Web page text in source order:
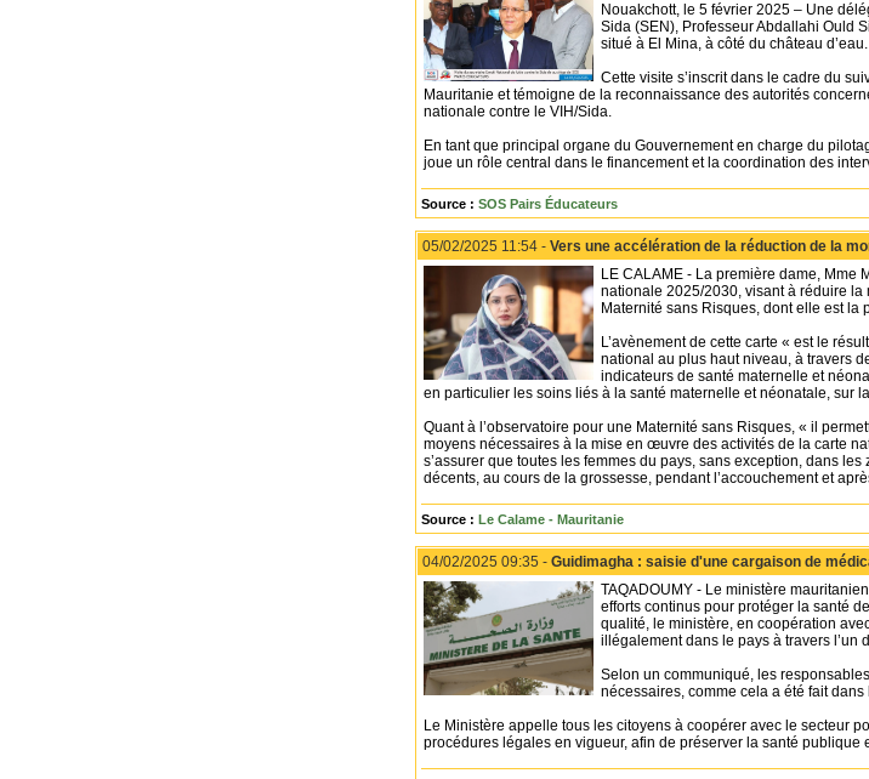
Nouakchott, le 5 février 2025 – Une
Sida (SEN), Professeur Abdallahi Ould
situé à El Mina, à côté du château d’eau.
Cette visite s’inscrit dans le cadre du
Mauritanie et témoigne de la reconnaissance des autorités
nationale contre le VIH/Sida.
En tant que principal organe du Gouvernement en charge du
joue un rôle central dans le financement et la coordination des
Source : SOS Pairs Éducateurs
05/02/2025 11:54 - Vers une accélération de la réduction de la
LE CALAME - La première dame,
nationale 2025/2030, visant à réduire la
Maternité sans Risques, dont elle est la
L’avènement de cette carte « est le
national au plus haut niveau, à travers
indicateurs de santé maternelle et
en particulier les soins liés à la santé maternelle et néonatale, sur
Quant à l’observatoire pour une Maternité sans Risques, « il
moyens nécessaires à la mise en œuvre des activités de la carte
s’assurer que toutes les femmes du pays, sans exception, dans
décents, au cours de la grossesse, pendant l’accouchement et
Source : Le Calame - Mauritanie
04/02/2025 09:35 - Guidimagha : saisie d'une cargaison de
TAQADOUMY - Le ministère
efforts continus pour protéger la santé
qualité, le ministère, en coopération
illégalement dans le pays à travers l’un
Selon un communiqué, les
nécessaires, comme cela a été fait
Le Ministère appelle tous les citoyens à coopérer avec le secteur
procédures légales en vigueur, afin de préserver la santé publique